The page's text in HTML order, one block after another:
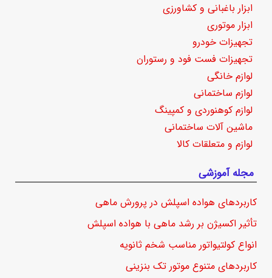
ابزار باغبانی و کشاورزی
ابزار موتوری
تجهیزات خودرو
تجهیزات فست فود و رستوران
لوازم خانگی
لوازم ساختمانی
لوازم کوهنوردی و کمپینگ
ماشین آلات ساختمانی
لوازم و متعلقات کالا
مجله آموزشی
کاربردهای هواده اسپلش در پرورش ماهی
تأثیر اکسیژن بر رشد ماهی با هواده اسپلش
انواع کولتیواتور مناسب شخم ثانویه
کاربردهای متنوع موتور تک بنزینی